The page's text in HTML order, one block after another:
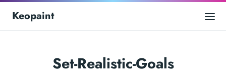
Keopaint
Set-Realistic-Goals